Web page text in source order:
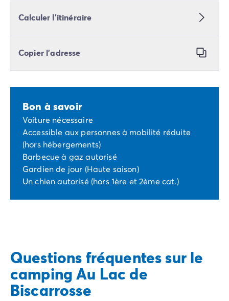
Calculer l’itinéraire
Copier l’adresse
Bon à savoir
Voiture nécessaire
Accessible aux personnes à mobilité réduite
(hors hébergements)
Barbecue à gaz autorisé
Gardien de jour (Haute saison)
Un chien autorisé (hors 1ère et 2ème cat.)
Questions fréquentes sur le
camping Au Lac de
Biscarrosse